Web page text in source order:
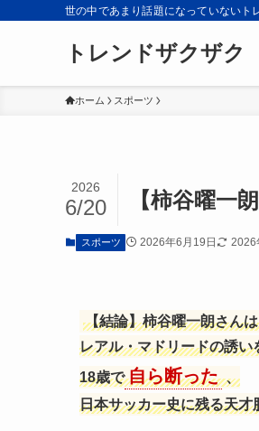
世の中であまり話題になっていないト
トレンドザクザク
ホーム スポーツ
【柿谷曜一
2026
6/20
スポーツ 2026年6月19日 2026
【結論】柿谷曜一朗さん
レアル・マドリードの誘い
18歳で 自ら断った 、
日本サッカー史に残る天才